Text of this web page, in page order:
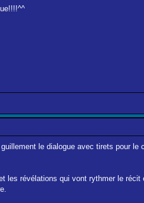
le dialogue avec tirets pour le
révélations qui vont rythmer le récit